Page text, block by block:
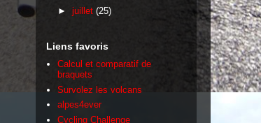
► juillet (25)
Liens favoris
Calcul et comparatif de
braquets
Survolez les volcans
alpes4ever
Cycling Challenge